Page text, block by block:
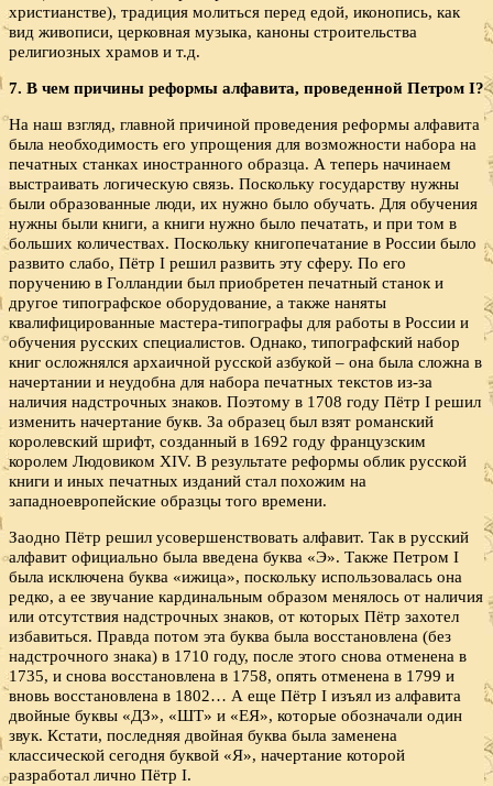
христианстве), традиция молиться перед едой, иконопись, как
вид живописи, церковная музыка, каноны строительства
религиозных храмов и т.д.
7. В чем причины реформы алфавита, проведенной Петром I?
На наш взгляд, главной причиной проведения реформы алфавита
была необходимость его упрощения для возможности набора на
печатных станках иностранного образца. А теперь начинаем
выстраивать логическую связь. Поскольку государству нужны
были образованные люди, их нужно было обучать. Для обучения
нужны были книги, а книги нужно было печатать, и при том в
больших количествах. Поскольку книгопечатание в России было
развито слабо, Пётр I решил развить эту сферу. По его
поручению в Голландии был приобретен печатный станок и
другое типографское оборудование, а также наняты
квалифицированные мастера-типографы для работы в России и
обучения русских специалистов. Однако, типографский набор
книг осложнялся архаичной русской азбукой – она была сложна в
начертании и неудобна для набора печатных текстов из-за
наличия надстрочных знаков. Поэтому в 1708 году Пётр I решил
изменить начертание букв. За образец был взят романский
королевский шрифт, созданный в 1692 году французским
королем Людовиком XIV. В результате реформы облик русской
книги и иных печатных изданий стал похожим на
западноевропейские образцы того времени.
Заодно Пётр решил усовершенствовать алфавит. Так в русский
алфавит официально была введена буква «Э». Также Петром I
была исключена буква «ижица», поскольку использовалась она
редко, а ее звучание кардинальным образом менялось от наличия
или отсутствия надстрочных знаков, от которых Пётр захотел
избавиться. Правда потом эта буква была восстановлена (без
надстрочного знака) в 1710 году, после этого снова отменена в
1735, и снова восстановлена в 1758, опять отменена в 1799 и
вновь восстановлена в 1802… А еще Пётр I изъял из алфавита
двойные буквы «ДЗ», «ШТ» и «ЕЯ», которые обозначали один
звук. Кстати, последняя двойная буква была заменена
классической сегодня буквой «Я», начертание которой
разработал лично Пётр I.